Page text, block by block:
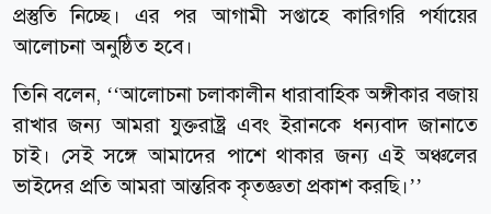
প্রস্তুতি নিচ্ছে। এর পর আগামী সপ্তাহে কারিগরি পর্যায়ের
আলোচনা অনুষ্ঠিত হবে।
‌‌তিনি বলেন, ‘‘আলোচনা চলাকালীন ধারাবাহিক অঙ্গীকার বজায়
রাখার জন্য আমরা যুক্তরাষ্ট্র এবং ইরানকে ধন্যবাদ জানাতে
চাই। সেই সঙ্গে আমাদের পাশে থাকার জন্য এই অঞ্চলের
ভাইদের প্রতি আমরা আন্তরিক কৃতজ্ঞতা প্রকাশ করছি।’’